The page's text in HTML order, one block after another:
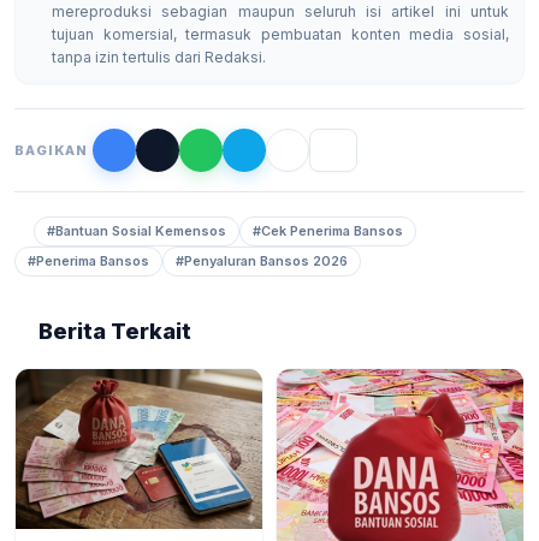
mereproduksi sebagian maupun seluruh isi artikel ini untuk
tujuan komersial, termasuk pembuatan konten media sosial,
tanpa izin tertulis dari Redaksi.
BAGIKAN
#Bantuan Sosial Kemensos
#Cek Penerima Bansos
#Penerima Bansos
#Penyaluran Bansos 2026
Berita Terkait